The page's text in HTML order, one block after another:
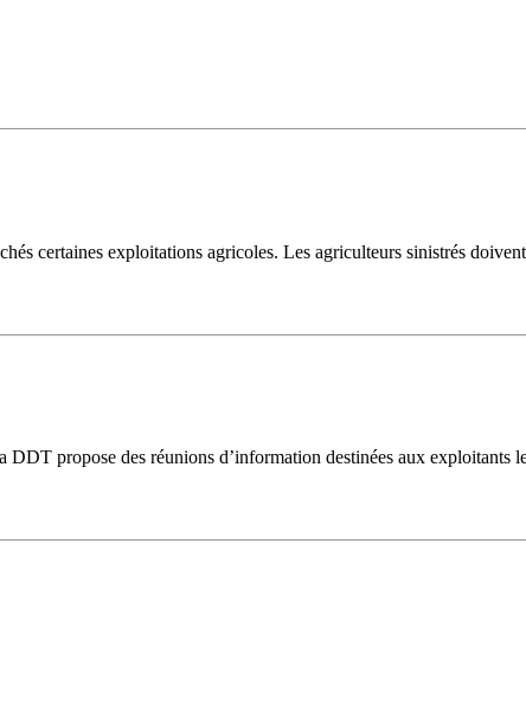
certaines exploitations agricoles. Les agriculteurs sinistrés
propose des réunions d’information destinées aux exploitants